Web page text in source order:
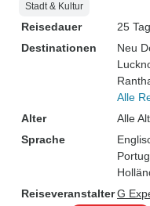
Stadt & Kultur
Reisedauer
25
Destinationen
Neu
Alle
Alter
Alle
Sprache
ReiseveranstalterG